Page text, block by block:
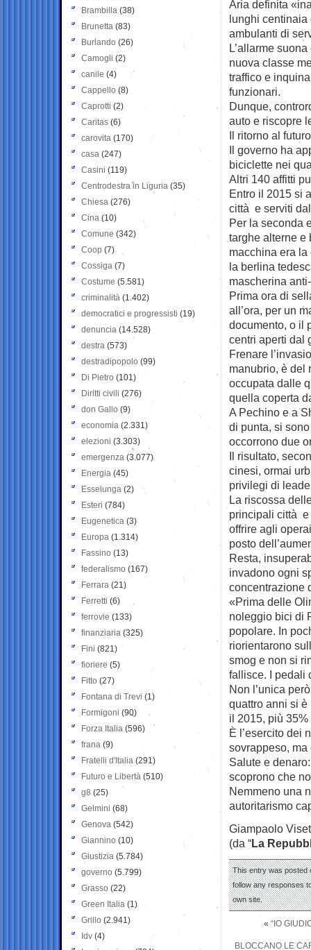
Aria definita
lunghi centinaia
ambulanti di
L’allarme
nuova classe
traffico e
funzionari.
Dunque,
auto e riscopre
Il ritorno al
Il governo ha
biciclette nei
Altri 140 affitti
Entro il 2015 si
città e serviti
Per la seconda
targhe alterne e
macchina era
la berlina
mascherina
Prima ora di
all’ora, per un
documento, o il
centri aperti dal
Frenare
manubrio, è del
occupata dalle
quella coperta
A Pechino e a
di punta, si
occorrono due
Il risultato,
cinesi, ormai
privilegi di
La riscossa
principali città e
offrire agli
posto
Resta,
invadono ogni
concentrazione
«Prima delle
noleggio bici di
popolare. In
riorientarono
smog e non si
fallisce. I pedali
Non l’unica
quattro anni si
il 2015, più 35%
È l’esercito dei
sovrappeso,
Salute e
scoprono che
Nemmeno una
autoritarismo
Giampaolo
(da “La
This entry was posted
follow any responses
own site.
« “IO
BLOCCANO LE
Brambilla (38)
Brunetta (83)
Burlando (26)
Camogli (2)
canile (4)
Cappello (8)
Caprotti (2)
Caritas (6)
carovita (170)
casa (247)
Casini (119)
Centrodestra in Liguria (35)
Chiesa (276)
Cina (10)
Comune (342)
Coop (7)
Cossiga (7)
Costume (5.581)
criminalità (1.402)
democratici e progressisti (19)
denuncia (14.528)
destra (573)
destradipopolo (99)
Di Pietro (101)
Diritti civili (276)
don Gallo (9)
economia (2.331)
elezioni (3.303)
emergenza (3.077)
Energia (45)
Esselunga (2)
Esteri (784)
Eugenetica (3)
Europa (1.314)
Fassino (13)
federalismo (167)
Ferrara (21)
Ferretti (6)
ferrovie (133)
finanziaria (325)
Fini (821)
fioriere (5)
Fitto (27)
Fontana di Trevi (1)
Formigoni (90)
Forza Italia (596)
frana (9)
Fratelli d'Italia (291)
Futuro e Libertà (510)
g8 (25)
Gelmini (68)
Genova (542)
Giannino (10)
Giustizia (5.784)
governo (5.799)
Grasso (22)
Green Italia (1)
Grillo (2.941)
Idv (4)